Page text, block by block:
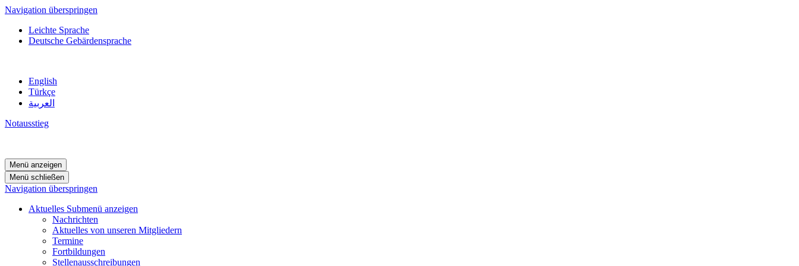
Navigation überspringen
Leichte Sprache
Deutsche Gebärdensprache
English
Türkçe
العربية
Notausstieg
Menü anzeigen
Menü schließen
Navigation überspringen
Aktuelles Submenü anzeigen
Nachrichten
Aktuelles von unseren Mitgliedern
Termine
Fortbildungen
Stellenausschreibungen